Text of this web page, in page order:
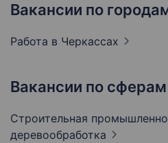
Вакансии по
Работа в Черкассах
Вакансии по
Строительная
деревообработка